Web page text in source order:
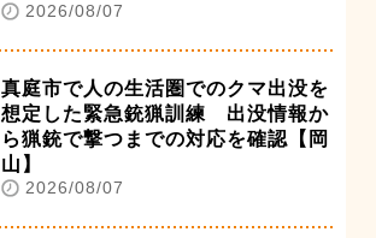
2026/08/07
真庭市で人の生活圏でのクマ出没を
想定した緊急銃猟訓練 出没情報か
ら猟銃で撃つまでの対応を確認【岡
山】
2026/08/07